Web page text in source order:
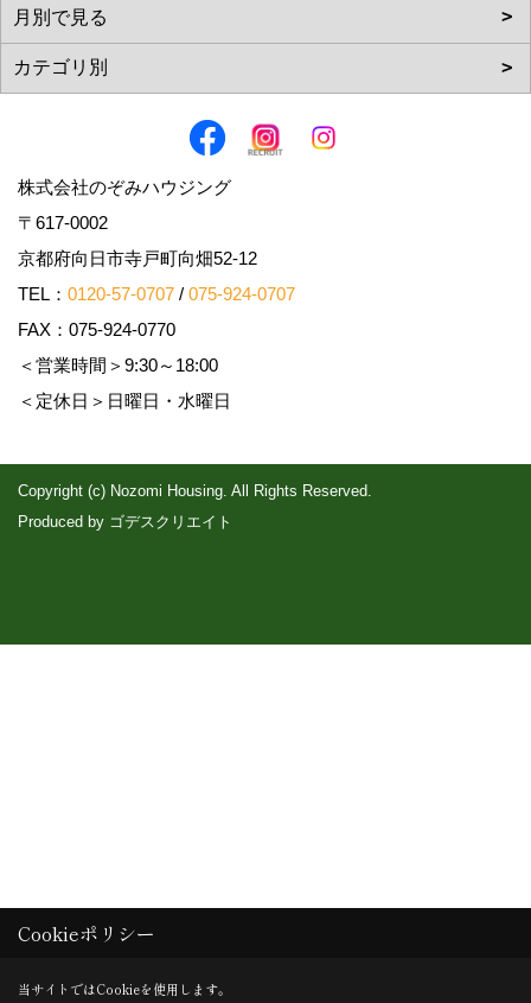
株式会社のぞみハウジング
〒617-0002
京都府向日市寺戸町向畑52-12
TEL： 0120-57-0707 / 075-924-0707
FAX：075-924-0770
＜営業時間＞9:30～18:00
＜定休日＞日曜日・水曜日
Copyright (c) Nozomi Housing. All Rights Reserved.
Produced by ゴデスクリエイト
Cookieポリシー
当サイトではCookieを使用します。